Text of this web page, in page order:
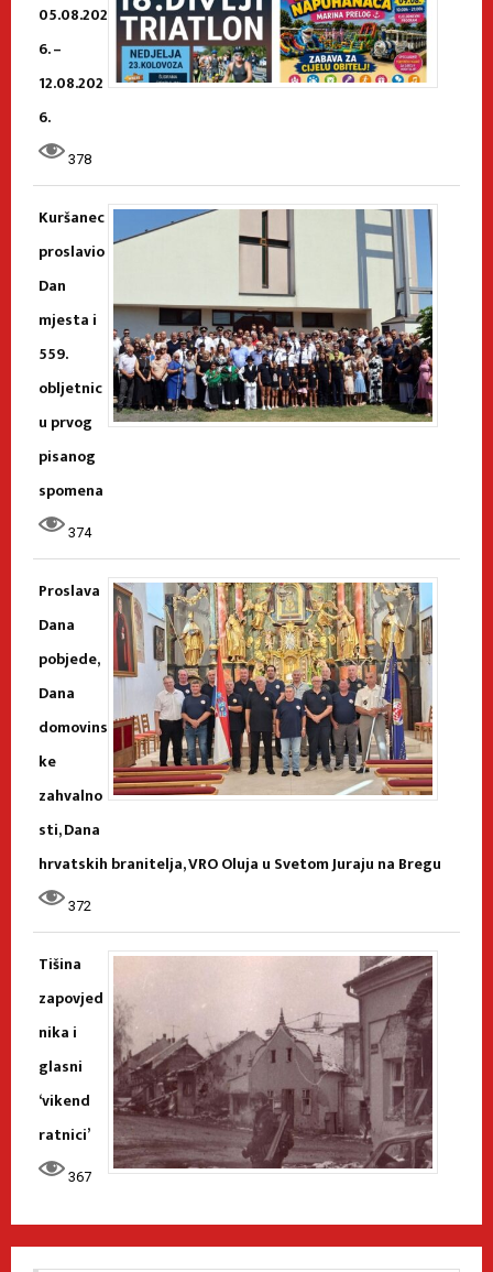
05.08.202
6. –
12.08.202
6.
378
Kuršanec
proslavio
Dan
mjesta i
559.
obljetnic
u prvog
pisanog
spomena
374
Proslava
Dana
pobjede,
Dana
domovins
ke
zahvalno
sti, Dana
hrvatskih branitelja, VRO Oluja u Svetom Juraju na Bregu
372
Tišina
zapovjed
nika i
glasni
‘vikend
ratnici’
367